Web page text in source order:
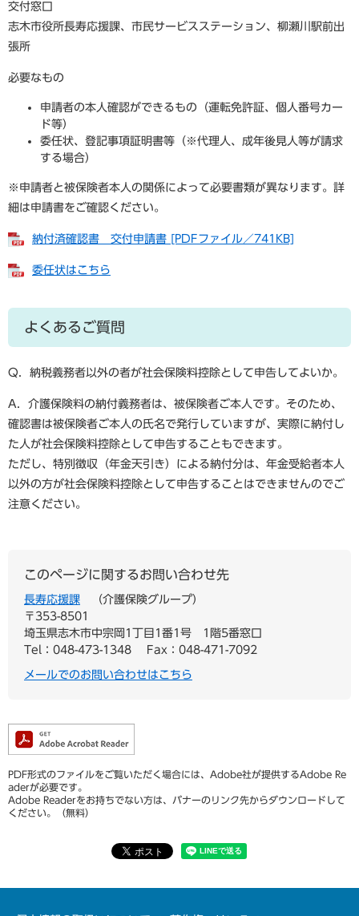
交付窓口
志木市役所長寿応援課、市民サービスステーション、柳瀬川駅前出
張所
必要なもの
申請者の本人確認ができるもの（運転免許証、個人番号カー
ド等）
委任状、登記事項証明書等（※代理人、成年後見人等が請求
する場合）
※申請者と被保険者本人の関係によって必要書類が異なります。詳
細は申請書をご確認ください。
納付済確認書 交付申請書 [PDFファイル／741KB]
委任状はこちら
よくあるご質問
Q．納税義務者以外の者が社会保険料控除として申告してよいか。
A．介護保険料の納付義務者は、被保険者ご本人です。そのため、
確認書は被保険者ご本人の氏名で発行していますが、実際に納付し
た人が社会保険料控除として申告することもできます。
ただし、特別徴収（年金天引き）による納付分は、年金受給者本人
以外の方が社会保険料控除として申告することはできませんのでご
注意ください。
このページに関するお問い合わせ先
長寿応援課
介護保険グループ
〒353-8501
埼玉県志木市中宗岡1丁目1番1号 1階5番窓口
Tel：048-473-1348
Fax：048-471-7092
メールでのお問い合わせはこちら
PDF形式のファイルをご覧いただく場合には、Adobe社が提供するAdobe Re
aderが必要です。
Adobe Readerをお持ちでない方は、バナーのリンク先からダウンロードして
ください。（無料）